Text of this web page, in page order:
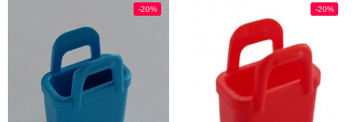
-20% -20%